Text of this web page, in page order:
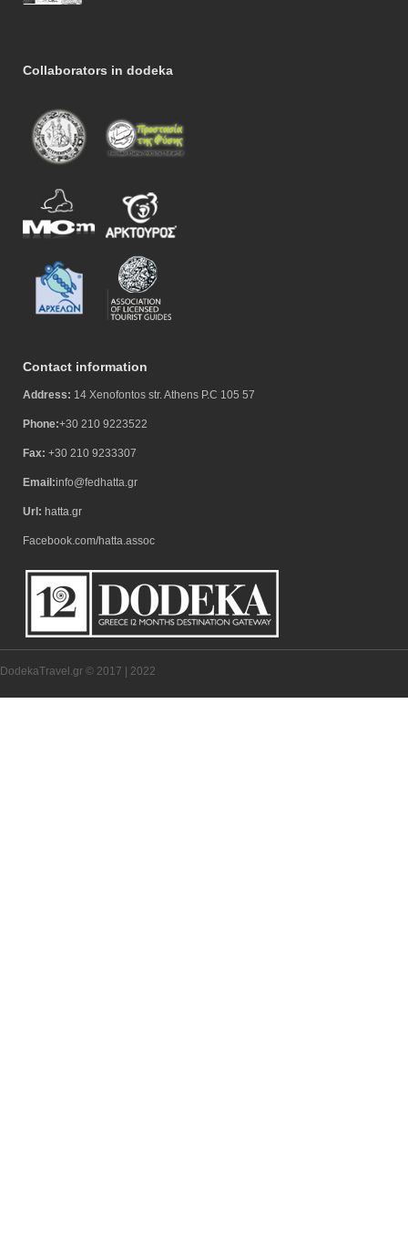
Collaborators in dodeka
Contact information
Address: 14 Xenofontos str. Athens P.C 105 57
Phone:+30 210 9223522
Fax: +30 210 9233307
Email:info@fedhatta.gr
Url: hatta.gr
Facebook.com/hatta.assoc
DodekaTravel.gr © 2017 | 2022